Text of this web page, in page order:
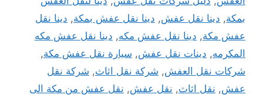
بمكة, دينا نقل عفش, دينا نقل عفش بمكة, دينا نقل
عفش مكة, دينا نقل عفش مكه, دينا نقل عفش مكه
المكرمه, دينات نقل عفش, سيارة نقل عفش مكة,
شركات نقل العفش, شركة نقل اثاث, شركة نقل
عفش, نقل اثاث, نقل عفش, نقل عفش من مكة الى